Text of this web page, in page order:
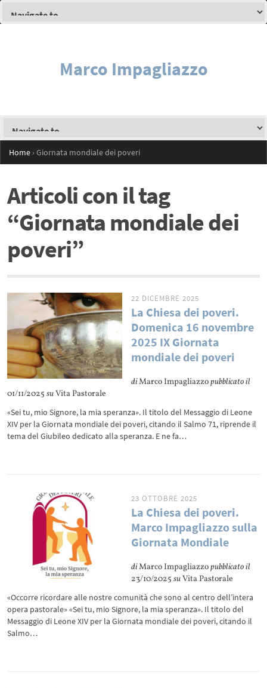
Marco Impagliazzo
Home › Giornata mondiale dei poveri
Articoli con il tag
“Giornata mondiale dei
poveri”
22 DICEMBRE 2025
La Chiesa dei poveri.
Domenica 16 novembre
2025 IX Giornata
mondiale dei poveri
diMarco Impagliazzopubblicato il
01/11/2025suVita Pastorale
«Sei tu, mio Signore, la mia speranza». Il titolo del Messaggio di Leone
XIV per la Giornata mondiale dei poveri, citando il Salmo 71, riprende il
tema del Giubileo dedicato alla speranza. E ne fa…
23 OTTOBRE 2025
La Chiesa dei poveri.
Marco Impagliazzo sulla
Giornata Mondiale
diMarco Impagliazzopubblicato il
23/10/2025suVita Pastorale
«Occorre ricordare alle nostre comunità che sono al centro dell’intera
opera pastorale» «Sei tu, mio Signore, la mia speranza». Il titolo del
Messaggio di Leone XIV per la Giornata mondiale dei poveri, citando il
Salmo…